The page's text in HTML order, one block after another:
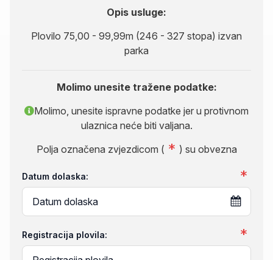
Opis usluge:
Plovilo 75,00 - 99,99m (246 - 327 stopa) izvan
parka
Molimo unesite tražene podatke:
Molimo, unesite ispravne podatke jer u protivnom
ulaznica neće biti valjana.
Polja označena zvjezdicom (
) su obvezna
Datum dolaska:
Registracija plovila: